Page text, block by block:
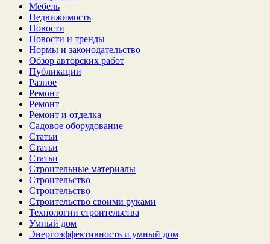
Мебель
Недвижимость
Новости
Новости и тренды
Нормы и законодательство
Обзор авторских работ
Публикации
Разное
Ремонт
Ремонт
Ремонт и отделка
Садовое оборудование
Статьи
Статьи
Статьи
Строительные материалы
Строительство
Строительство
Строительство своими руками
Технологии строительства
Умный дом
Энергоэффективность и умный дом